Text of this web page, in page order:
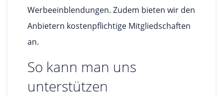
Werbeeinblendungen. Zudem bieten wir den
Anbietern kostenpflichtige Mitgliedschaften
an.
So kann man uns
unterstützen